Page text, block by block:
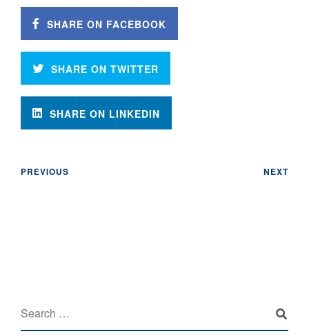
SHARE ON FACEBOOK
SHARE ON TWITTER
SHARE ON LINKEDIN
PREVIOUS NEXT